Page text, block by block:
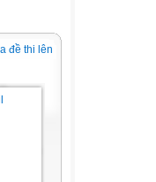
đề thi lên